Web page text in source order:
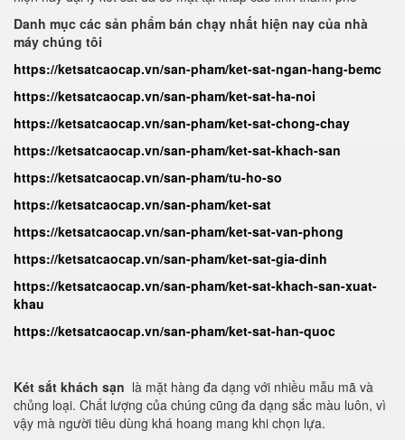
Danh mục các sản phẩm bán chạy nhất hiện nay của nhà
máy chúng tôi
https://ketsatcaocap.vn/san-pham/ket-sat-ngan-hang-bemc
https://ketsatcaocap.vn/san-pham/ket-sat-ha-noi
https://ketsatcaocap.vn/san-pham/ket-sat-chong-chay
https://ketsatcaocap.vn/san-pham/ket-sat-khach-san
https://ketsatcaocap.vn/san-pham/tu-ho-so
https://ketsatcaocap.vn/san-pham/ket-sat
https://ketsatcaocap.vn/san-pham/ket-sat-van-phong
https://ketsatcaocap.vn/san-pham/ket-sat-gia-dinh
https://ketsatcaocap.vn/san-pham/ket-sat-khach-san-xuat-
khau
https://ketsatcaocap.vn/san-pham/ket-sat-han-quoc
Két sắt khách sạn là mặt hàng đa dạng với nhiều mẫu mã và
chủng loại. Chất lượng của chúng cũng đa dạng sắc màu luôn, vì
vậy mà người tiêu dùng khá hoang mang khi chọn lựa.